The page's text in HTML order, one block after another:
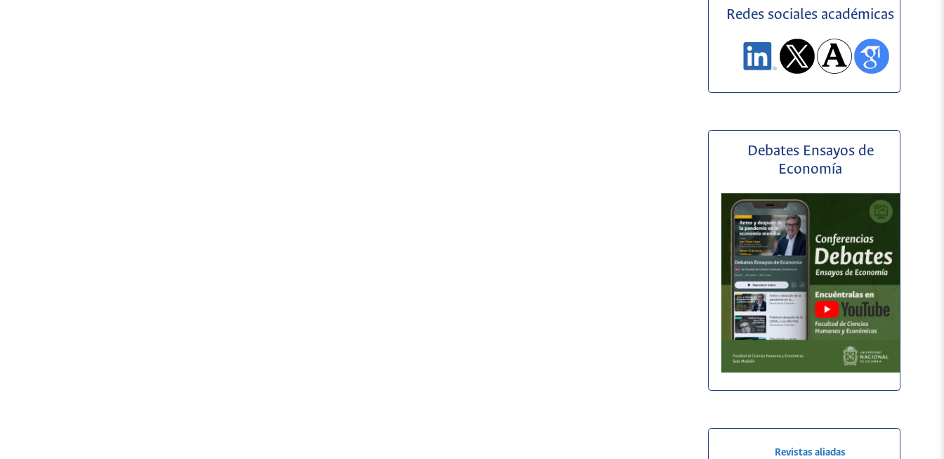
Redes sociales académicas
Debates Ensayos de
Economía
Revistas aliadas